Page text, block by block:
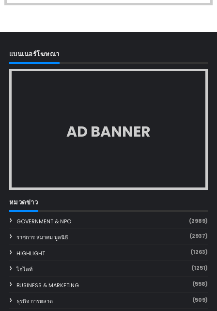
แบนเนอร์โฆษณา
AD BANNER
หมวดข่าว
GOVERNMENT & NPO (2989)
ราชการ สมาคม มูลนิธิ (2937)
HIGHLIGHT (1263)
ไฮไลท์ (1251)
BUSINESS & MARKETING (558)
ธุรกิจ การตลาด (509)